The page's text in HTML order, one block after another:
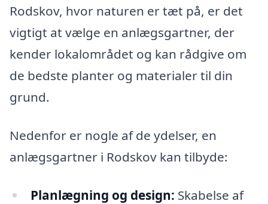
Rodskov, hvor naturen er tæt på, er det
vigtigt at vælge en anlægsgartner, der
kender lokalområdet og kan rådgive om
de bedste planter og materialer til din
grund.
Nedenfor er nogle af de ydelser, en
anlægsgartner i Rodskov kan tilbyde:
Planlægning og design: Skabelse af